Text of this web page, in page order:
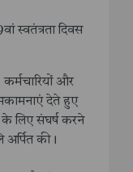
स्वतंत्रता दिवस
और
देते हुए
के लिए संघर्ष करने
अर्पित की।